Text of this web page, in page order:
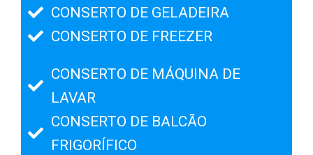
CONSERTO DE GELADEIRA
CONSERTO DE FREEZER
CONSERTO DE MÁQUINA DE
LAVAR
CONSERTO DE BALCÃO
FRIGORÍFICO